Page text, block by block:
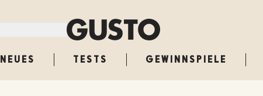
NEUES TESTS GEWINNSPIELE